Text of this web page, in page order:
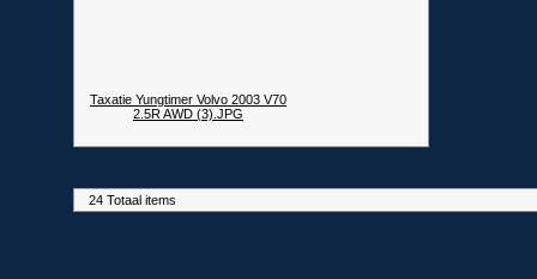
Taxatie Yungtimer Volvo 2003 V70
2.5R AWD (3).JPG
24 Totaal items